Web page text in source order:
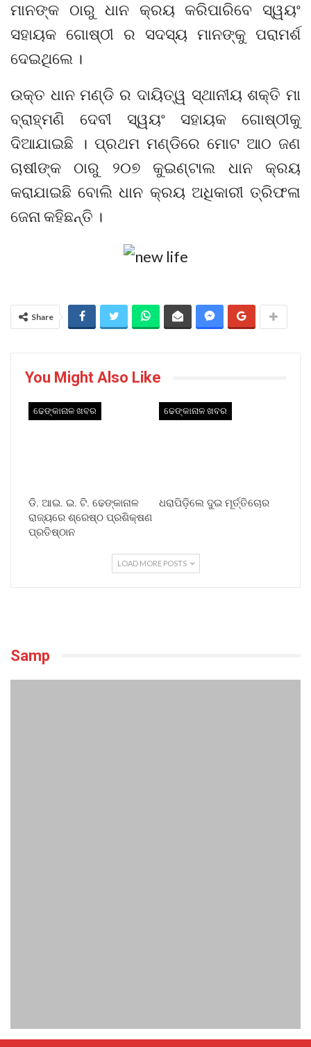
ମାନଙ୍କ ଠାରୁ ଧାନ କ୍ରୟ କରିପାରିବେ ସ୍ୱୟଂ
ସହାୟକ ଗୋଷ୍ଠୀ ର ସଦସ୍ୟ ମାନଙ୍କୁ ପରାମର୍ଶ
ଦେଇଥିଲେ ।
ଉକ୍ତ ଧାନ ମଣ୍ଡି ର ଦାୟିତ୍ୱ ସ୍ଥାନୀୟ ଶକ୍ତି ମା
ବ୍ରାହ୍ମଣି ଦେବୀ ସ୍ୱୟଂ ସହାୟକ ଗୋଷ୍ଠୀକୁ
ଦିଆଯାଇଛି । ପ୍ରଥମ ମଣ୍ଡିରେ ମୋଟ ଆଠ ଜଣ
ଚାଷୀଙ୍କ ଠାରୁ ୨୦୭ କୁଇଣ୍ଟାଲ ଧାନ କ୍ରୟ
କରାଯାଇଛି ବୋଲି ଧାନ କ୍ରୟ ଅଧିକାରୀ ତ୍ରିଫଳା
ଜେନା କହିଛନ୍ତି ।
Share
You Might Also Like
ଢେଙ୍କାନାଳ ଖବର
ଡି. ଆଇ. ଇ. ଟି. ଢେଙ୍କାନାଳ
ରାଜ୍ୟରେ ଶ୍ରେଷ୍ଠ ପ୍ରଶିକ୍ଷଣ
ପ୍ରତିଷ୍ଠାନ
ଢେଙ୍କାନାଳ ଖବର
ଧରାପିଡ଼ିଲେ ଦୁଇ ମୂର୍ତ୍ତିଚୋର
LOAD MORE POSTS
Samp